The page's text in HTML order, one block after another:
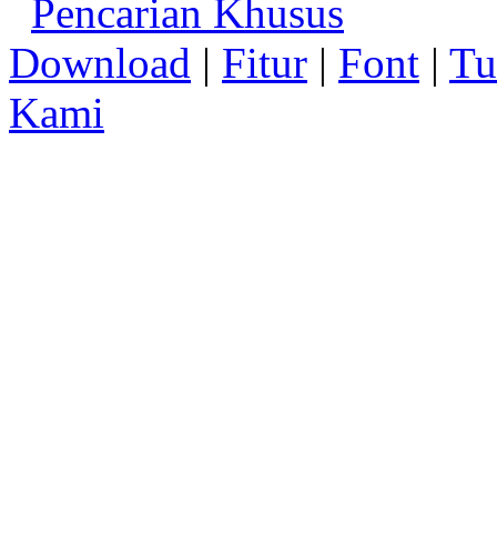
Pencarian Khusus
Download | Fitur | Font |
Kami